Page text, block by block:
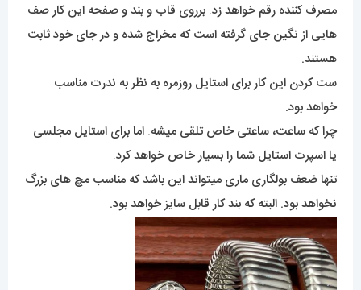
مصرف کننده رقم خواهد زد. برروی قاب و بند و صفحه این کار صف
هایی از نگین جای گرفته است که مخراج شده و در جای خود ثابت
هستند.
ست کردن این کار برای استایل روزمره به نظر به ندرت مناسب
خواهد بود.
چرا که ساعت، ساعتی خاص تلقی میشه. اما برای استایل مجلسی
یا اسپرت استایل شما را بسیار خاص خواهد کرد.
تنها ضعف بولگاری ماری میتواند این باشد که مناسب مچ های بزرگ
نخواهد بود. البته که بند کار قابل سایز خواهد بود.